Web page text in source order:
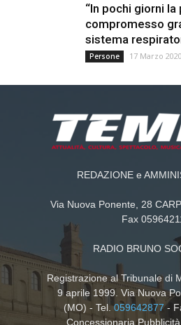
“In pochi giorni
compromesso
sistema
Persone 17 Marzo 2020
REDAZIONE e
Via Nuova Ponente, 28
Fax
RADIO BRUNO
Registrazione al Tribunale di
9 aprile 1999. Via Nuova
(MO) - Tel.059642877-
Concessionaria